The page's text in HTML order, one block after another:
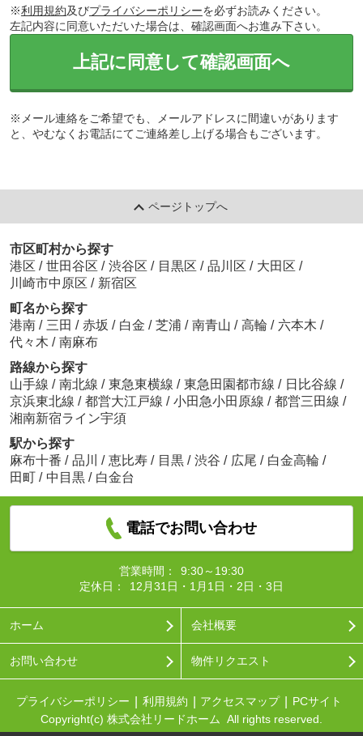
※利用規約及びプライバシーポリシーを必ずお読みください。
左記内容に同意いただいた場合は、確認画面へお進み下さい。
上記に同意して確認画面へ
※メール連絡をご希望でも、メールアドレスに間違いがあります
と、やむなくお電話にてご連絡差し上げる場合もございます。
ページトップへ
市区町村から探す
港区 / 世田谷区 / 渋谷区 / 目黒区 / 品川区 / 大田区 /
川崎市中原区 / 新宿区
町名から探す
港南 / 三田 / 赤坂 / 白金 / 芝浦 / 南青山 / 高輪 / 六本木 /
代々木 / 南麻布
路線から探す
山手線 / 南北線 / 東急東横線 / 東急田園都市線 / 日比谷線 /
京浜東北線 / 都営大江戸線 / 小田急小田原線 / 都営三田線 /
湘南新宿ライン宇須
駅から探す
麻布十番 / 品川 / 恵比寿 / 目黒 / 渋谷 / 広尾 / 白金高輪 /
田町 / 中目黒 / 白金台
電話でお問い合わせ
営業時間：
9:30～19:30
定休日：
12月31日・1月1日・2日・3日
ホーム 会社概要
お問い合わせ 物件リクエスト
プライバシーポリシー 利用規約 アクセスマップ
PCサイト
Copyright(c) 株式会社リードホーム All rights reserved.